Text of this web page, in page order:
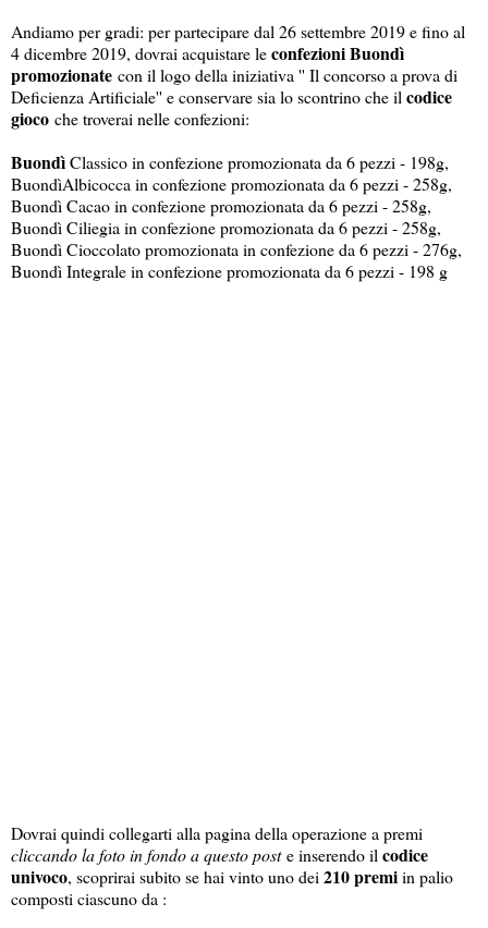
Andiamo per gradi: per partecipare dal 26 settembre 2019 e fino al
4 dicembre 2019, dovrai acquistare leconfezioni Buondì
promozionate con il logo della iniziativa '' Il concorso a prova di
Deficienza Artificiale'' e conservare sia lo scontrino che il codice
gioco che troverai nelle confezioni:
BuondìClassico in confezione promozionata da 6 pezzi - 198g,
BuondìAlbicocca in confezione promozionata da 6 pezzi - 258g,
Buondì Cacao in confezione promozionata da 6 pezzi - 258g,
Buondì Ciliegia in confezione promozionata da 6 pezzi - 258g,
Buondì Cioccolato promozionata in confezione da 6 pezzi - 276g,
Buondì Integrale in confezione promozionata da 6 pezzi - 198 g
Dovrai quindi collegarti alla pagina della operazione a premi
cliccando la foto in fondo a questo poste inserendo il codice
univoco, scoprirai subito se hai vinto uno dei 210 premiin palio
composti ciascuno da :